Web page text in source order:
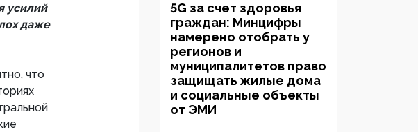
усилий
даже
что
5G за счет здоровья
граждан: Минцифры
намерено отобрать у
регионов и
муниципалитетов право
защищать жилые дома
и социальные объекты
от ЭМИ